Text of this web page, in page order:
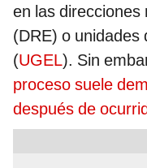
en las direcciones
(DRE) o unidades
(UGEL). Sin
proceso suele
después de